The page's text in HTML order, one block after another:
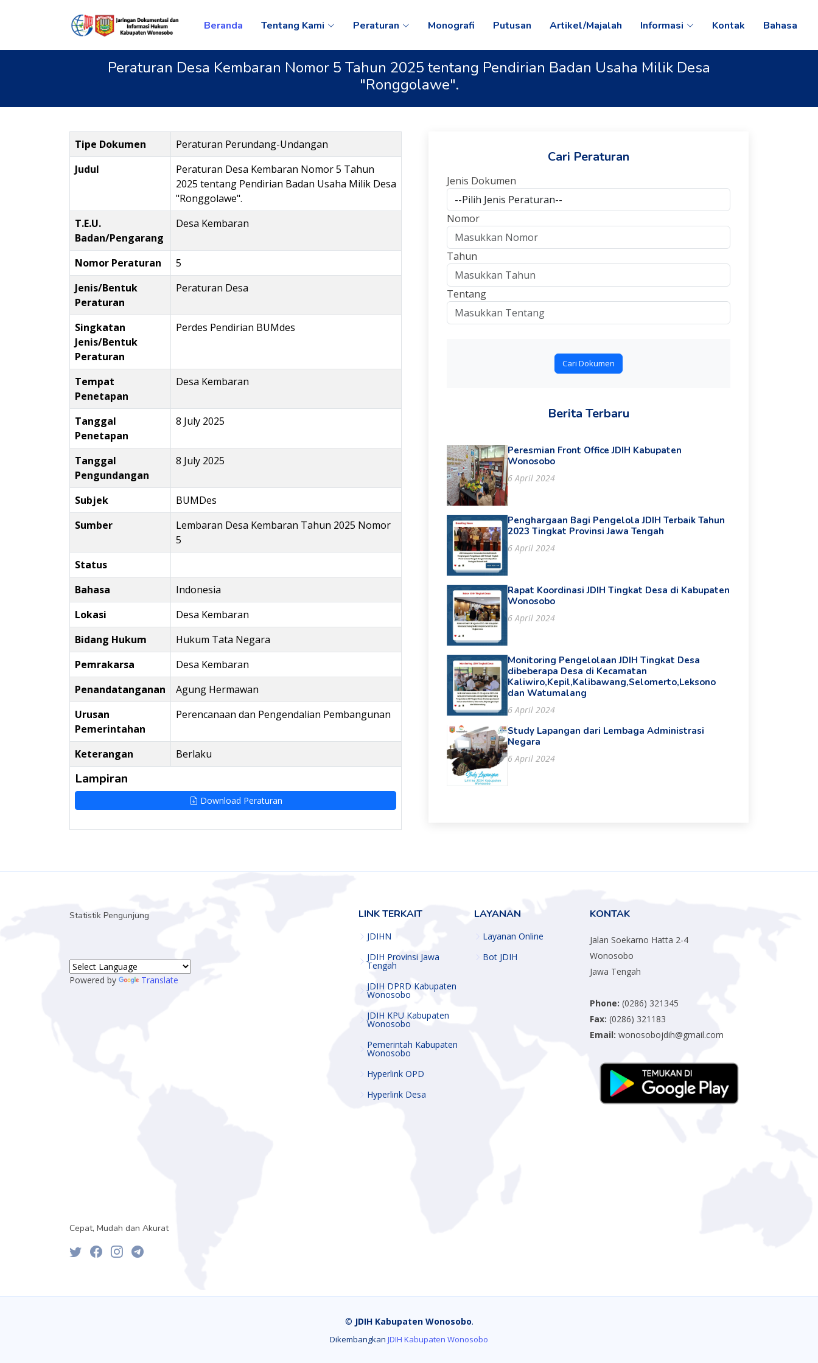
Beranda Tentang Kami Peraturan Monografi Putusan Artikel/Majalah Informasi Kontak Bahasa
Peraturan Desa Kembaran Nomor 5 Tahun 2025 tentang Pendirian Badan Usaha Milik Desa
"Ronggolawe".
Tipe Dokumen
Peraturan Perundang-Undangan
Judul
Peraturan Desa Kembaran Nomor 5 Tahun
2025 tentang Pendirian Badan Usaha Milik Desa
"Ronggolawe".
T.E.U.
Badan/Pengarang
Desa Kembaran
Nomor Peraturan
5
Jenis/Bentuk
Peraturan
Peraturan Desa
Singkatan
Jenis/Bentuk
Peraturan
Perdes Pendirian BUMdes
Tempat
Penetapan
Desa Kembaran
Tanggal
Penetapan
8 July 2025
Tanggal
Pengundangan
8 July 2025
Subjek
BUMDes
Sumber
Lembaran Desa Kembaran Tahun 2025 Nomor
5
Status
Bahasa
Indonesia
Lokasi
Desa Kembaran
Bidang Hukum
Hukum Tata Negara
Pemrakarsa
Desa Kembaran
Penandatanganan
Agung Hermawan
Urusan
Pemerintahan
Perencanaan dan Pengendalian Pembangunan
Keterangan Berlaku
Lampiran
Download Peraturan
Cari Peraturan
Jenis Dokumen
Nomor
Tahun
Tentang
Cari Dokumen
Berita Terbaru
Peresmian Front Office JDIH Kabupaten
Wonosobo
6 April 2024
Penghargaan Bagi Pengelola JDIH Terbaik Tahun
2023 Tingkat Provinsi Jawa Tengah
6 April 2024
Rapat Koordinasi JDIH Tingkat Desa di Kabupaten
Wonosobo
6 April 2024
Monitoring Pengelolaan JDIH Tingkat Desa
dibeberapa Desa di Kecamatan
Kaliwiro,Kepil,Kalibawang,Selomerto,Leksono
dan Watumalang
6 April 2024
Study Lapangan dari Lembaga Administrasi
Negara
6 April 2024
Statistik Pengunjung
Powered by Translate
Cepat, Mudah dan Akurat
LINK TERKAIT
JDIHN
JDIH Provinsi Jawa
Tengah
JDIH DPRD Kabupaten
Wonosobo
JDIH KPU Kabupaten
Wonosobo
Pemerintah Kabupaten
Wonosobo
Hyperlink OPD
Hyperlink Desa
LAYANAN
Layanan Online
Bot JDIH
KONTAK
Jalan Soekarno Hatta 2-4
Wonosobo
Jawa Tengah
Phone: (0286) 321345
Fax: (0286) 321183
Email: wonosobojdih@gmail.com
© JDIH Kabupaten Wonosobo.
Dikembangkan JDIH Kabupaten Wonosobo